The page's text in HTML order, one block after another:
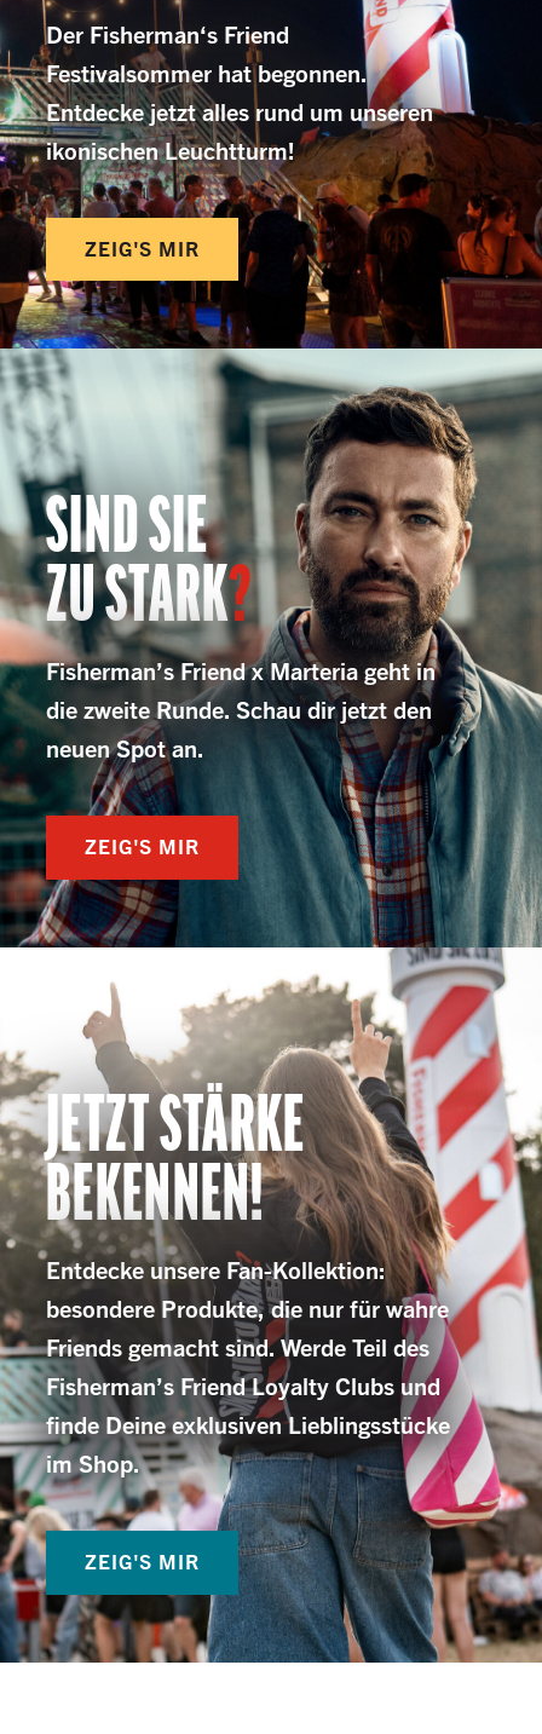
Der Fisherman‘s Friend
Festivalsommer hat begonnen.
Entdecke jetzt alles rund um unseren
ikonischen Leuchtturm!
ZEIG'S MIR
SIND SIE
ZU STARK?
Fisherman’s Friend x Marteria geht in
die zweite Runde. Schau dir jetzt den
neuen Spot an.
ZEIG'S MIR
JETZT STÄRKE
BEKENNEN!
Entdecke unsere Fan-Kollektion:
besondere Produkte, die nur für wahre
Friends gemacht sind. Werde Teil des
Fisherman’s Friend Loyalty Clubs und
finde Deine exklusiven Lieblingsstücke
im Shop.
ZEIG'S MIR